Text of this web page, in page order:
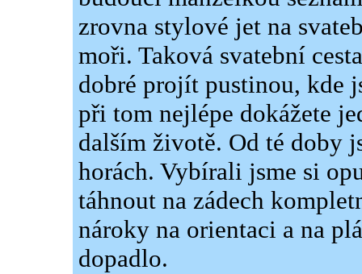
zrovna stylové jet na
moři. Taková svatební
dobré projít pustinou, kde
při tom nejlépe dokážete
dalším životě. Od té doby
horách. Vybírali jsme si
táhnout na zádech
nároky na orientaci a na
dopadlo.